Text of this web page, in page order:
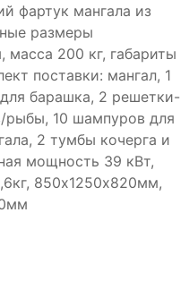
фартук мангала из
размеры
масса 200 кг, габариты
поставки: мангал, 1
барашка, 2 решетки-
рыбы, 10 шампуров для
2 тумбы кочерга и
мощность 39 кВт,
850х1250х820мм,